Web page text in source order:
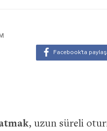
, uzun süreli